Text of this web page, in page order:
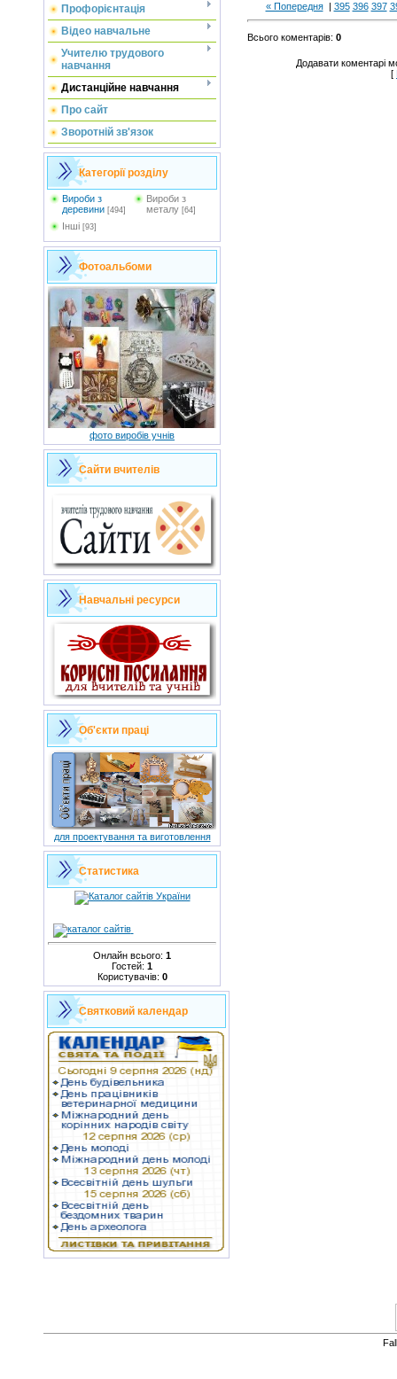
Профорієнтація
Відео навчальне
Учителю трудового
навчання
Дистанційне навчання
Про сайт
Зворотній зв'язок
Категорії розділу
Вироби з
деревини [494]
Вироби з
металу [64]
Інші [93]
Фотоальбоми
фото виробів учнів
Сайти вчителів
Навчальні ресурси
Об'єкти праці
для проектування та виготовлення
Статистика
Онлайн всього: 1
Гостей: 1
Користувачів: 0
Святковий календар
« Попередня| 395 396 397
Всього коментарів: 0
Додавати коментарі
[